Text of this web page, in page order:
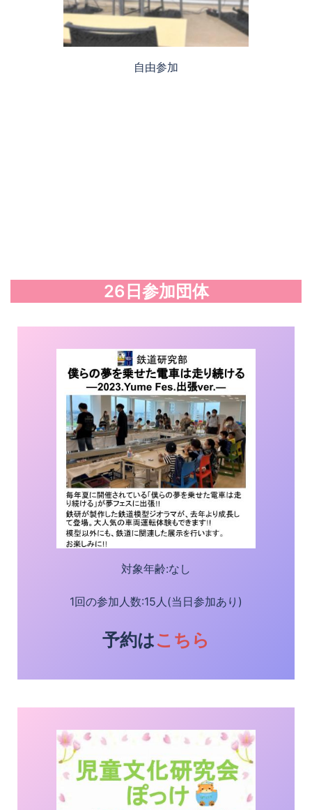
自由参加
26日参加団体
対象年齢:なし
1回の参加人数:15人(当日参加あり)
予約はこちら